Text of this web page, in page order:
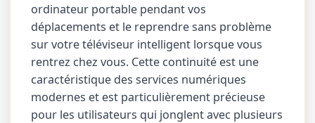
ordinateur portable pendant vos
déplacements et le reprendre sans problème
sur votre téléviseur intelligent lorsque vous
rentrez chez vous. Cette continuité est une
caractéristique des services numériques
modernes et est particulièrement précieuse
pour les utilisateurs qui jonglent avec plusieurs